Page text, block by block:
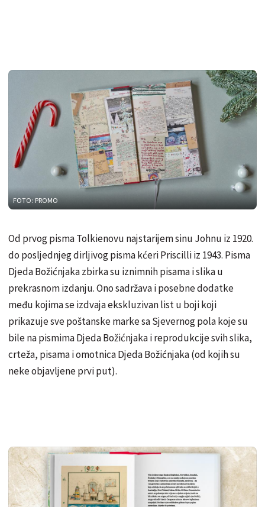
FOTO: PROMO
Od prvog pisma Tolkienovu najstarijem sinu Johnu iz 1920.
do posljednjeg dirljivog pisma kćeri Priscilli iz 1943. Pisma
Djeda Božićnjaka zbirka su iznimnih pisama i slika u
prekrasnom izdanju. Ono sadržava i posebne dodatke
među kojima se izdvaja ekskluzivan list u boji koji
prikazuje sve poštanske marke sa Sjevernog pola koje su
bile na pismima Djeda Božićnjaka i reprodukcije svih slika,
crteža, pisama i omotnica Djeda Božićnjaka (od kojih su
neke objavljene prvi put).